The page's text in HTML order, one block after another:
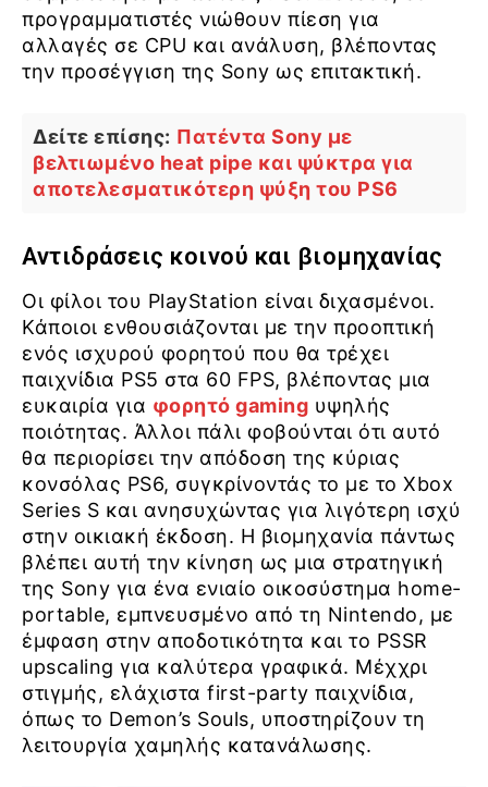
προγραμματιστές νιώθουν πίεση για
αλλαγές σε CPU και ανάλυση, βλέποντας
την προσέγγιση της Sony ως επιτακτική.
Δείτε επίσης: Πατέντα Sony με
βελτιωμένο heat pipe και ψύκτρα για
αποτελεσματικότερη ψύξη του PS6
Αντιδράσεις κοινού και βιομηχανίας
Οι φίλοι του PlayStation είναι διχασμένοι.
Κάποιοι ενθουσιάζονται με την προοπτική
ενός ισχυρού φορητού που θα τρέχει
παιχνίδια PS5 στα 60 FPS, βλέποντας μια
ευκαιρία για φορητό gaming υψηλής
ποιότητας. Άλλοι πάλι φοβούνται ότι αυτό
θα περιορίσει την απόδοση της κύριας
κονσόλας PS6, συγκρίνοντάς το με το Xbox
Series S και ανησυχώντας για λιγότερη ισχύ
στην οικιακή έκδοση. Η βιομηχανία πάντως
βλέπει αυτή την κίνηση ως μια στρατηγική
της Sony για ένα ενιαίο οικοσύστημα home-
portable, εμπνευσμένο από τη Nintendo, με
έμφαση στην αποδοτικότητα και το PSSR
upscaling για καλύτερα γραφικά. Μέχχρι
στιγμής, ελάχιστα first-party παιχνίδια,
όπως το Demon’s Souls, υποστηρίζουν τη
λειτουργία χαμηλής κατανάλωσης.